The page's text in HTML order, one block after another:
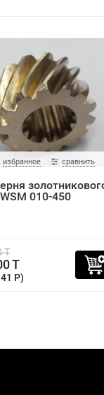
избранное сравнить
010-450
T
T
P)